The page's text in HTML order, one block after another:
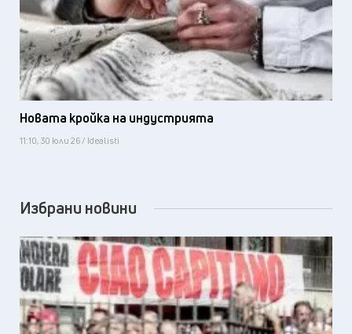
Новата кройка на индустрията
11:10, 30 юли 26 / Idealisti
Избрани новини